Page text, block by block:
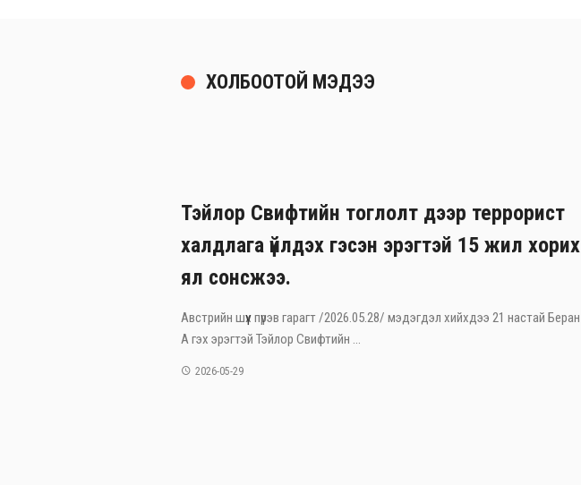
ХОЛБООТОЙ МЭДЭЭ
Тэйлор Свифтийн тоглолт дээр террорист
халдлага үйлдэх гэсэн эрэгтэй 15 жил хорих
ял сонсжээ.
Австрийн шүүх пүрэв гарагт /2026.05.28/ мэдэгдэл хийхдээ 21 настай Беран
А гэх эрэгтэй Тэйлор Свифтийн ...
2026-05-29